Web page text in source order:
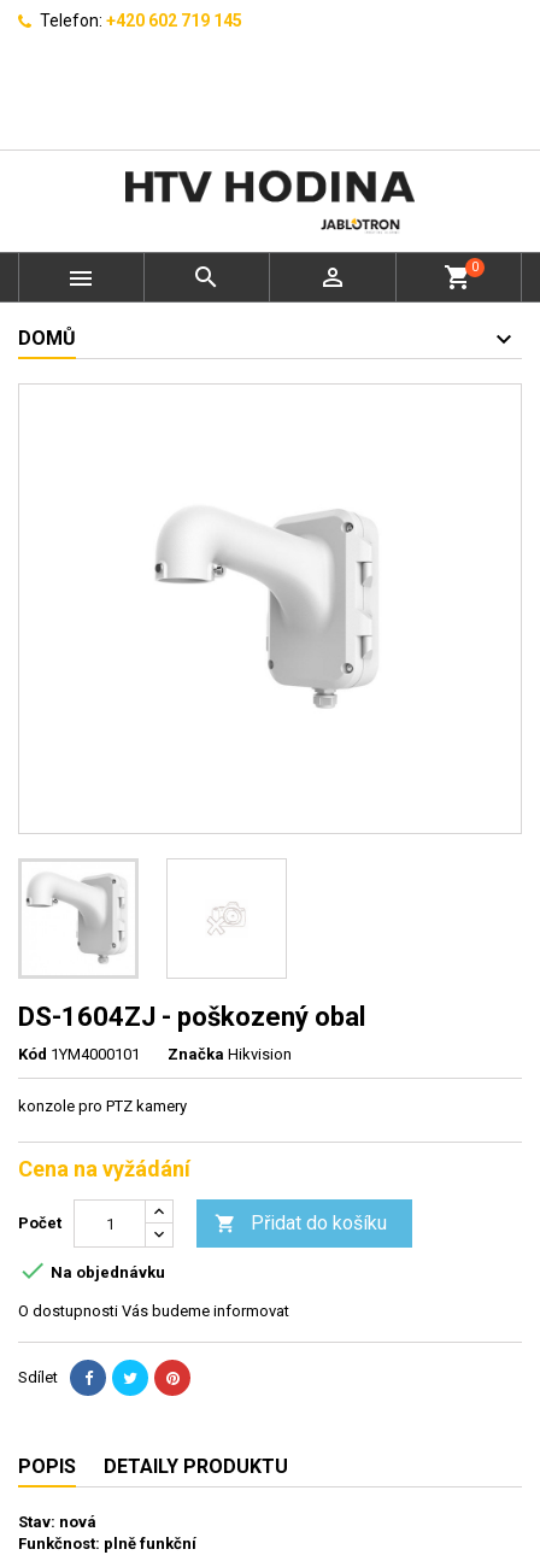
Telefon: +420 602 719 145
   shopping_cart0
DOMŮ
DS-1604ZJ - poškozený obal
Kód 1YM4000101 Značka Hikvision
konzole pro PTZ kamery
Cena na vyžádání
Počet  Přidat do košíku
 Na objednávku
O dostupnosti Vás budeme informovat
Sdílet
POPIS DETAILY PRODUKTU
Stav: nová
Funkčnost: plně funkční